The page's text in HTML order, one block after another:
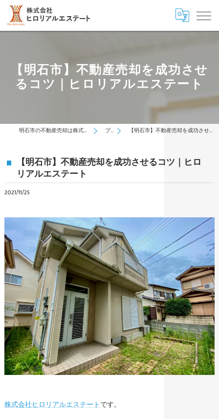
【明石市】不動産売却を成功させ
るコツ｜ヒロリアルエステート
明石市の不動産売却は株式会社ヒロリアルエステート ブログ 【明石市】不動産売却を成功させるコツ｜ヒロリアルエステート
【明石市】不動産売却を成功させるコツ｜ヒロ
リアルエステート
2021/11/25
株式会社ヒロリアルエステートです。